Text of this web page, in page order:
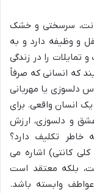
کانت، سرسختی و خشک
و وظیفه دارد و به
را در زندگی
که انسانی که صرفاً
دلسوزی یا مهربانی
انسان واقعی. برای
و دلسوزی، ارزش
خاطر تکلیف دارد؟
کانتی) اشاره می
بلکه معتقد است
وابسته باشد.